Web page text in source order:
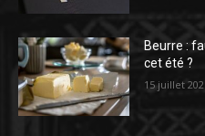
Beurre :
cet été ?
15 juillet